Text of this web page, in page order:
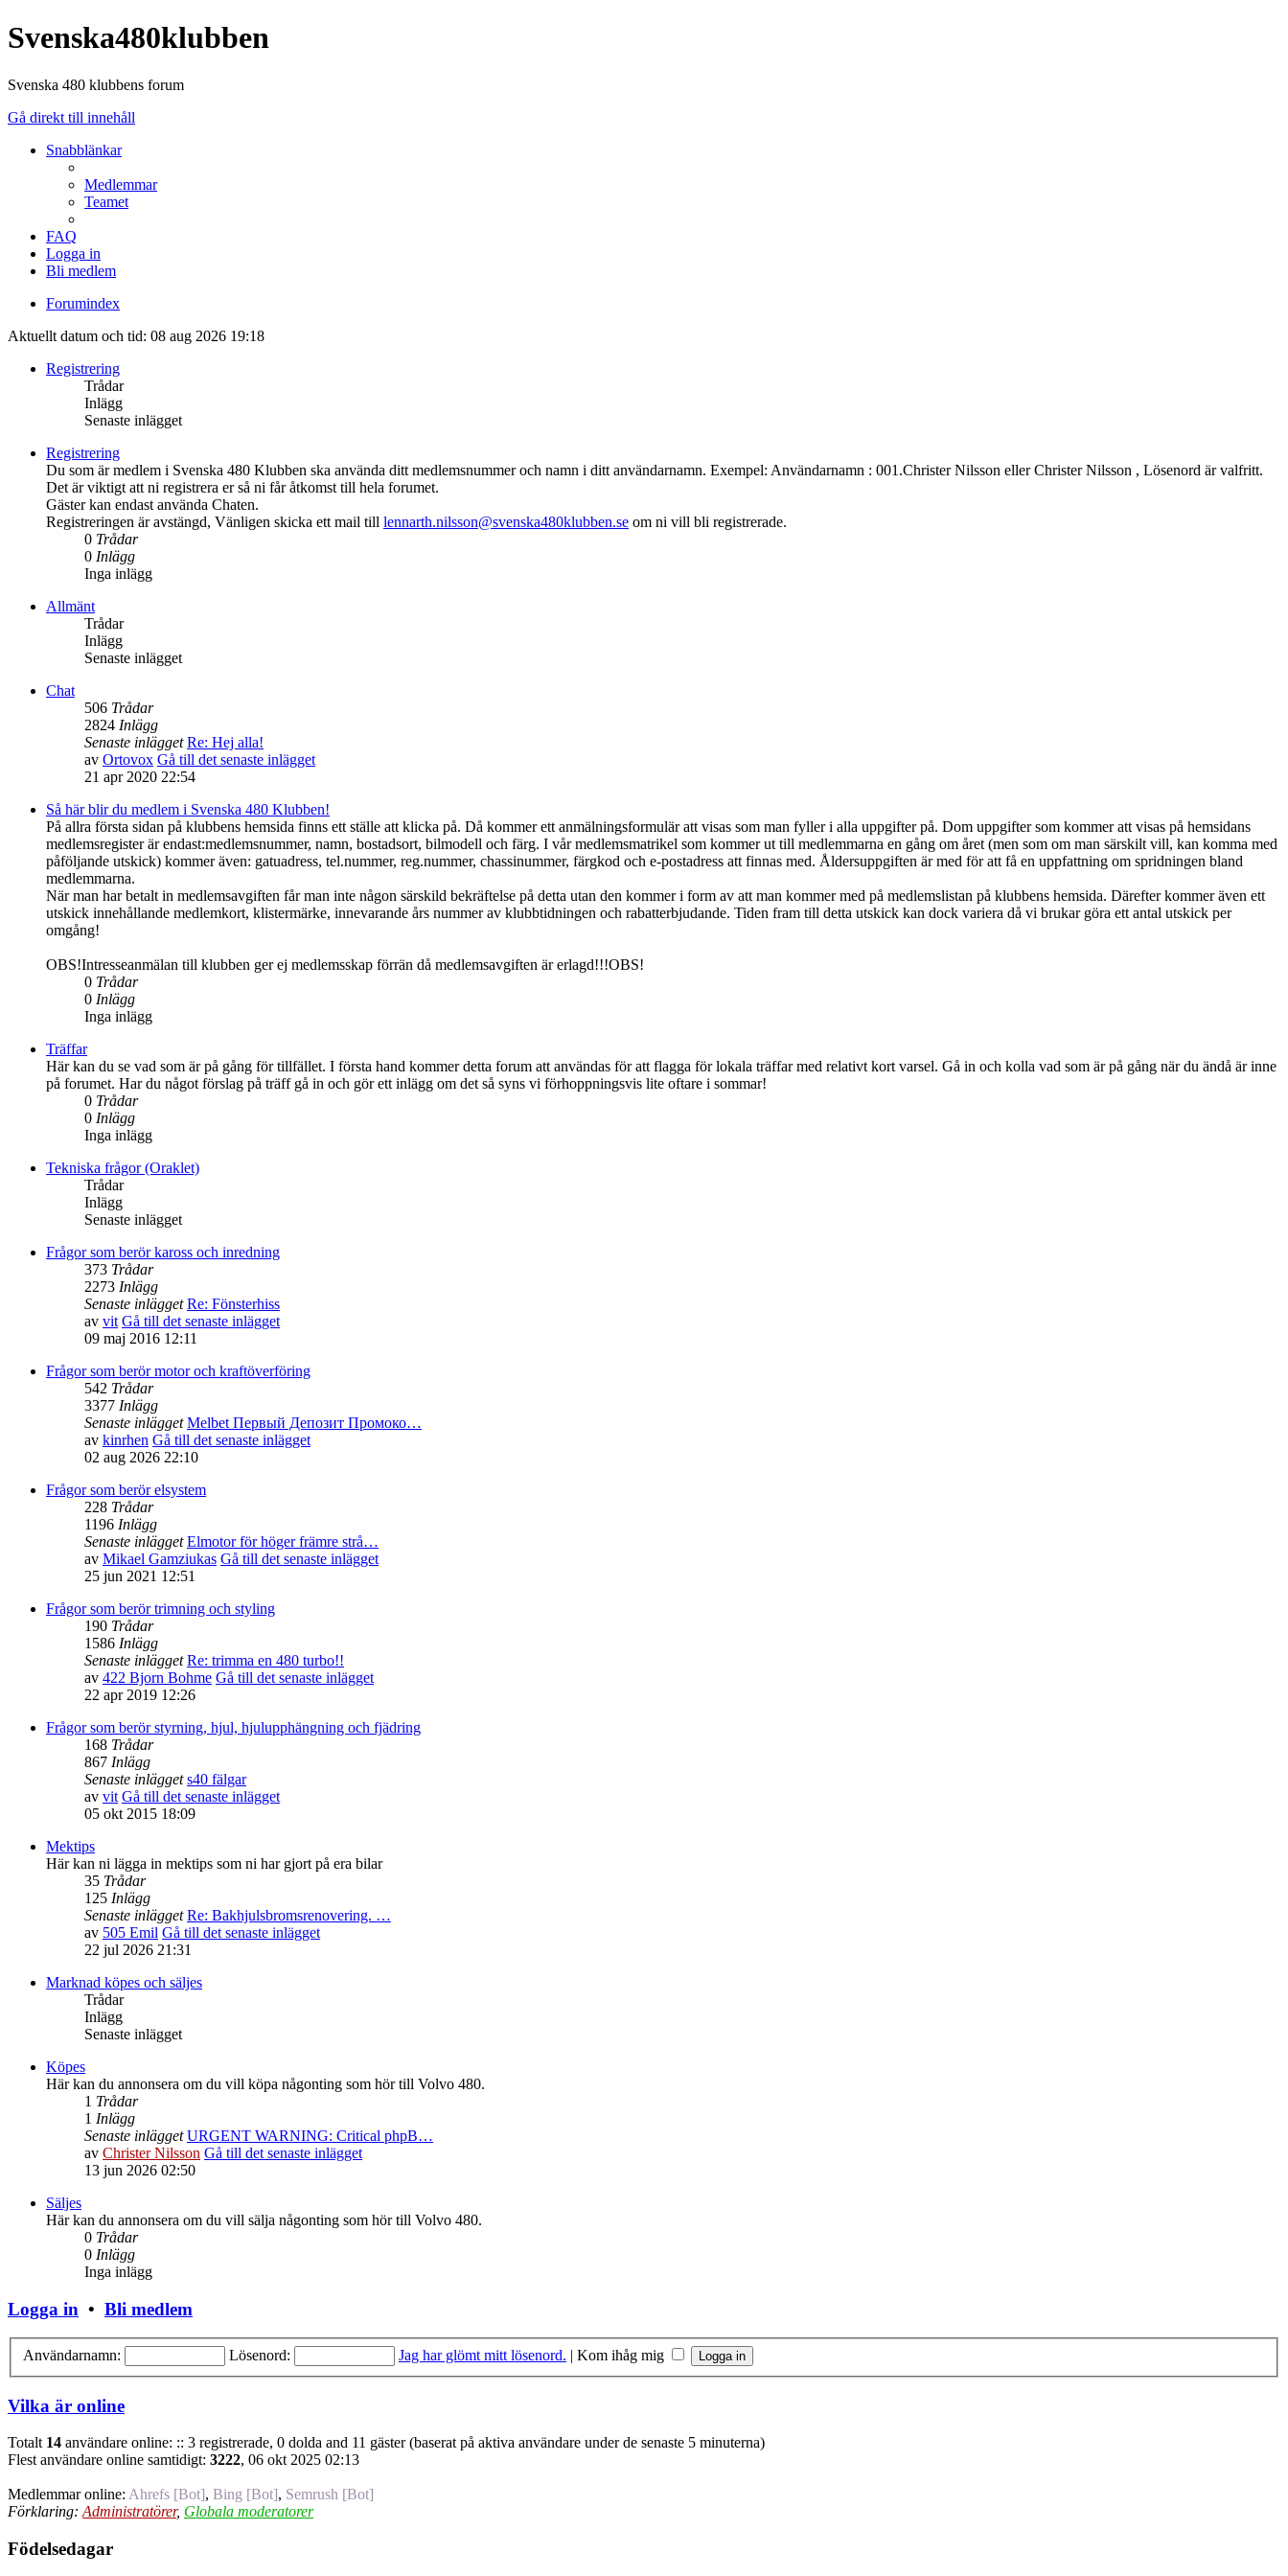
Svenska480klubben
Svenska 480 klubbens forum
Gå direkt till innehåll
Snabblänkar
Medlemmar
Teamet
FAQ
Logga in
Bli medlem
Forumindex
Aktuellt datum och tid: 08 aug 2026 19:18
Registrering
Trådar
Inlägg
Senaste inlägget
Registrering
Du som är medlem i Svenska 480 Klubben ska använda ditt medlemsnummer och namn i ditt användarnamn. Exempel: Användarnamn : 001.Christer Nilsson eller Christer Nilsson , Lösenord är valfritt.
Det är viktigt att ni registrera er så ni får åtkomst till hela forumet.
Gäster kan endast använda Chaten.
Registreringen är avstängd, Vänligen skicka ett mail till lennarth.nilsson@svenska480klubben.se om ni vill bli registrerade.
0 Trådar
0 Inlägg
Inga inlägg
Allmänt
Trådar
Inlägg
Senaste inlägget
Chat
506 Trådar
2824 Inlägg
Senaste inlägget Re: Hej alla!
av Ortovox Gå till det senaste inlägget
21 apr 2020 22:54
Så här blir du medlem i Svenska 480 Klubben!
På allra första sidan på klubbens hemsida finns ett ställe att klicka på. Då kommer ett anmälningsformulär att visas som man fyller i alla uppgifter på. Dom uppgifter som kommer att visas på hemsidans
medlemsregister är endast:medlemsnummer, namn, bostadsort, bilmodell och färg. I vår medlemsmatrikel som kommer ut till medlemmarna en gång om året (men som om man särskilt vill, kan komma med
påföljande utskick) kommer även: gatuadress, tel.nummer, reg.nummer, chassinummer, färgkod och e-postadress att finnas med. Åldersuppgiften är med för att få en uppfattning om spridningen bland
medlemmarna.
När man har betalt in medlemsavgiften får man inte någon särskild bekräftelse på detta utan den kommer i form av att man kommer med på medlemslistan på klubbens hemsida. Därefter kommer även ett
utskick innehållande medlemkort, klistermärke, innevarande års nummer av klubbtidningen och rabatterbjudande. Tiden fram till detta utskick kan dock variera då vi brukar göra ett antal utskick per
omgång!
OBS!Intresseanmälan till klubben ger ej medlemsskap förrän då medlemsavgiften är erlagd!!!OBS!
0 Trådar
0 Inlägg
Inga inlägg
Träffar
Här kan du se vad som är på gång för tillfället. I första hand kommer detta forum att användas för att flagga för lokala träffar med relativt kort varsel. Gå in och kolla vad som är på gång när du ändå är inne
på forumet. Har du något förslag på träff gå in och gör ett inlägg om det så syns vi förhoppningsvis lite oftare i sommar!
0 Trådar
0 Inlägg
Inga inlägg
Tekniska frågor (Oraklet)
Trådar
Inlägg
Senaste inlägget
Frågor som berör kaross och inredning
373 Trådar
2273 Inlägg
Senaste inlägget Re: Fönsterhiss
av vit Gå till det senaste inlägget
09 maj 2016 12:11
Frågor som berör motor och kraftöverföring
542 Trådar
3377 Inlägg
Senaste inlägget Melbet Первый Депозит Промоко…
av kinrhen Gå till det senaste inlägget
02 aug 2026 22:10
Frågor som berör elsystem
228 Trådar
1196 Inlägg
Senaste inlägget Elmotor för höger främre strå…
av Mikael Gamziukas Gå till det senaste inlägget
25 jun 2021 12:51
Frågor som berör trimning och styling
190 Trådar
1586 Inlägg
Senaste inlägget Re: trimma en 480 turbo!!
av 422 Bjorn Bohme Gå till det senaste inlägget
22 apr 2019 12:26
Frågor som berör styrning, hjul, hjulupphängning och fjädring
168 Trådar
867 Inlägg
Senaste inlägget s40 fälgar
av vit Gå till det senaste inlägget
05 okt 2015 18:09
Mektips
Här kan ni lägga in mektips som ni har gjort på era bilar
35 Trådar
125 Inlägg
Senaste inlägget Re: Bakhjulsbromsrenovering. …
av 505 Emil Gå till det senaste inlägget
22 jul 2026 21:31
Marknad köpes och säljes
Trådar
Inlägg
Senaste inlägget
Köpes
Här kan du annonsera om du vill köpa någonting som hör till Volvo 480.
1 Trådar
1 Inlägg
Senaste inlägget URGENT WARNING: Critical phpB…
av Christer Nilsson Gå till det senaste inlägget
13 jun 2026 02:50
Säljes
Här kan du annonsera om du vill sälja någonting som hör till Volvo 480.
0 Trådar
0 Inlägg
Inga inlägg
Logga in • Bli medlem
Användarnamn: Lösenord: Jag har glömt mitt lösenord. | Kom ihåg mig
Vilka är online
Totalt 14 användare online: :: 3 registrerade, 0 dolda and 11 gäster (baserat på aktiva användare under de senaste 5 minuterna)
Flest användare online samtidigt: 3222, 06 okt 2025 02:13
Medlemmar online: Ahrefs [Bot], Bing [Bot], Semrush [Bot]
Förklaring: Administratörer, Globala moderatorer
Födelsedagar